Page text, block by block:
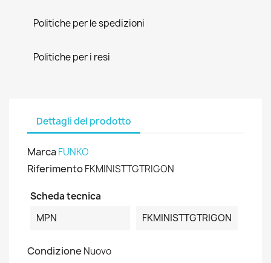
Politiche per le spedizioni
Politiche per i resi
Dettagli del prodotto
MarcaFUNKO
RiferimentoFKMINISTTGTRIGON
Scheda tecnica
MPN
FKMINISTTGTRIGON
Condizione Nuovo